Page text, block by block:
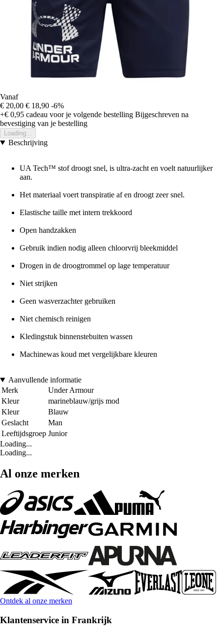
Vanaf
€ 20,00 € 18,90 -6%
+€ 0,95 cadeau voor je volgende bestelling Bijgeschreven na
bevestiging van je bestelling
Loading...
Beschrijving
UA Tech™ stof droogt snel, is ultra-zacht en voelt natuurlijker
aan.
Het materiaal voert transpiratie af en droogt zeer snel.
Elastische taille met intern trekkoord
Open handzakken
Gebruik indien nodig alleen chloorvrij bleekmiddel
Drogen in de droogtrommel op lage temperatuur
Niet strijken
Geen wasverzachter gebruiken
Niet chemisch reinigen
Kledingstuk binnenstebuiten wassen
Machinewas koud met vergelijkbare kleuren
Aanvullende informatie
Merk
Under Armour
Kleur
marineblauw/grijs mod
Kleur
Blauw
Geslacht
Man
Leeftijdsgroep Junior
Loading...
Loading...
Al onze merken
Ontdek al onze merken
Klantenservice in Frankrijk